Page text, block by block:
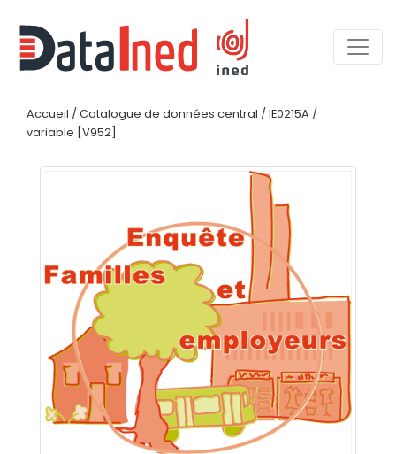
Accueil / Catalogue de données central / IE0215A /
variable [V952]